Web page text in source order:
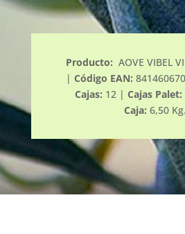
Producto: AOVE VIBEL
| Código EAN:
Cajas: 12 | Cajas Palet:
Caja: 6,50 Kg.